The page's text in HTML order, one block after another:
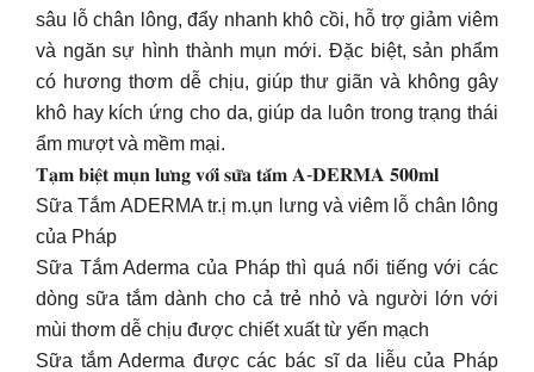
sâu lỗ chân lông, đẩy nhanh khô cồi, hỗ trợ giảm viêm
và ngăn sự hình thành mụn mới. Đặc biệt, sản phẩm
có hương thơm dễ chịu, giúp thư giãn và không gây
khô hay kích ứng cho da, giúp da luôn trong trạng thái
ẩm mượt và mềm mại.
𝐓𝐚̣𝐦 𝐛𝐢𝐞̣̂𝐭 𝐦𝐮̣𝐧 𝐥𝐮̛𝐧𝐠 𝐯𝐨̛́𝐢 𝐬𝐮̛̃𝐚 𝐭𝐚̆́𝐦 𝐀-𝐃𝐄𝐑𝐌𝐀 𝟓𝟎𝟎𝐦𝐥
Sữa Tắm ADERMA tr.ị m.ụn lưng và viêm lỗ chân lông
của Pháp
Sữa Tắm Aderma của Pháp thì quá nổi tiếng với các
dòng sữa tắm dành cho cả trẻ nhỏ và người lớn với
mùi thơm dễ chịu được chiết xuất từ yến mạch
Sữa tắm Aderma được các bác sĩ da liễu của Pháp